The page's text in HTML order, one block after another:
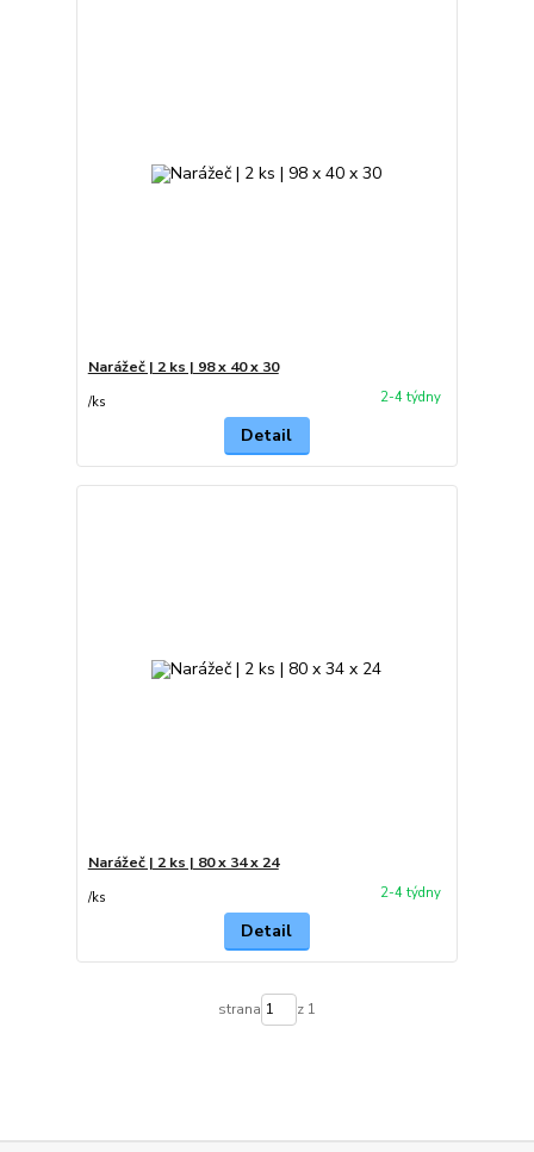
Narážeč | 2 ks | 98 x 40 x 30
/ks 2-4 týdny
Detail
Narážeč | 2 ks | 80 x 34 x 24
/ks 2-4 týdny
Detail
strana z 1